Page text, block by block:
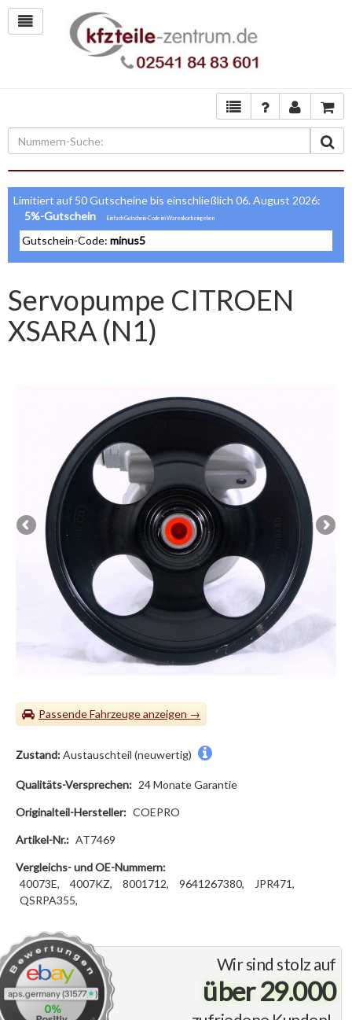
Limitiert auf 50 Gutscheine bis einschließlich 06. August 2026:
5%-Gutschein
Gutschein-Code: minus5
Servopumpe CITROEN
XSARA (N1)
Passende Fahrzeuge
Wir sind stolz auf
über 29.000
Zustand:Austauschteil (neuwertig)
Qualitäts-Versprechen: 24 Monate Garantie
Originalteil-Hersteller: COEPRO
Artikel-Nr.: AT7469
Vergleichs- und OE-Nummern:
40073E,
4007KZ, 8001712, 9641267380,
JPR471,
QSRPA355,